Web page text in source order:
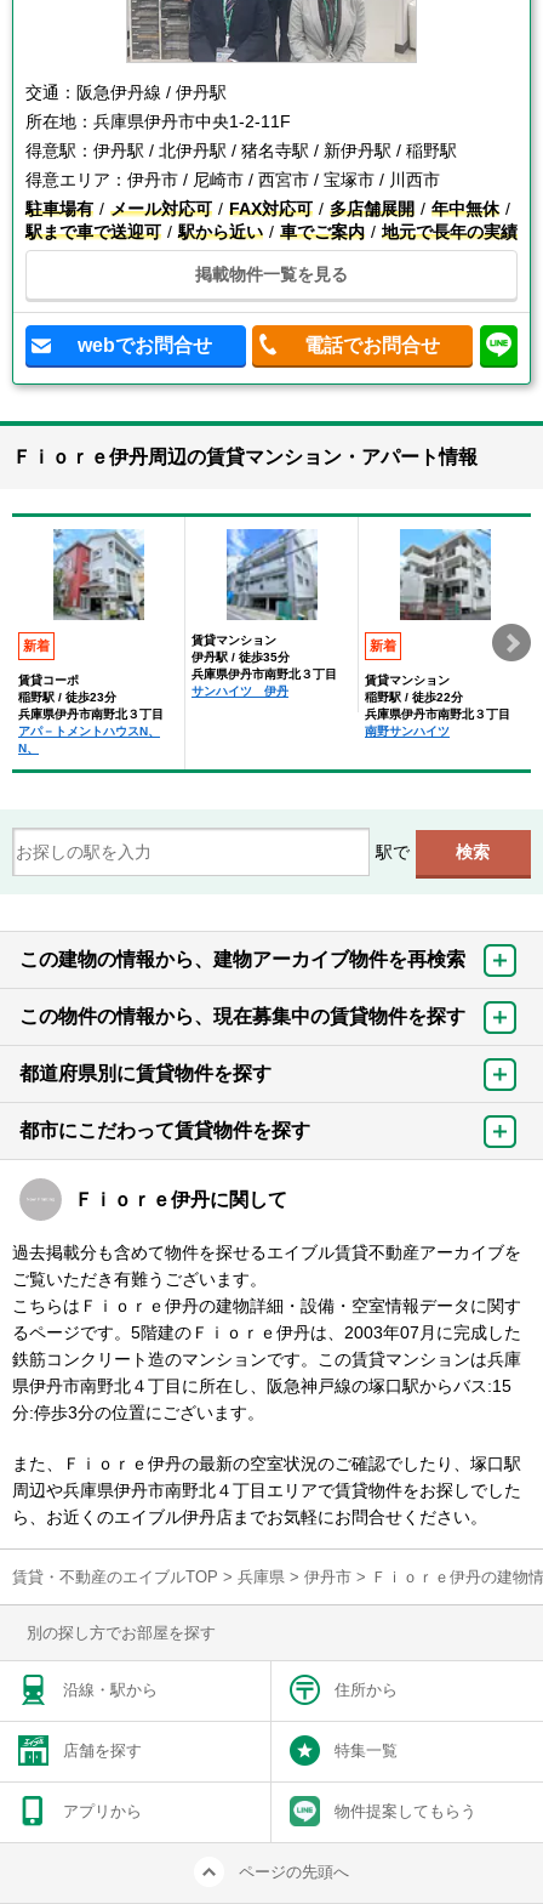
交通： 阪急伊丹線 / 伊丹駅
所在地： 兵庫県伊丹市中央1-2-11F
得意駅： 伊丹駅 / 北伊丹駅 / 猪名寺駅 / 新伊丹駅 / 稲野駅
得意エリア： 伊丹市 / 尼崎市 / 西宮市 / 宝塚市 / 川西市
駐車場有
メール対応可 FAX対応可 多店舗展開
年中無休
駅まで車で送迎可
駅から近い 車でご案内 地元で長年の実績
掲載物件一覧を見る
webでお問合せ 電話でお問合せ
Ｆｉｏｒｅ伊丹周辺の賃貸マンション・アパート情報
新着
賃貸コーポ
稲野駅 / 徒歩23分
兵庫県伊丹市南野北３丁目
アパ－トメントハウスN、
N、
賃貸マンション
伊丹駅 / 徒歩35分
兵庫県伊丹市南野北３丁目
サンハイツ 伊丹
新着
賃貸マンション
稲野駅 / 徒歩22分
兵庫県伊丹市南野北３丁目
南野サンハイツ
駅で
この建物の情報から、建物アーカイブ物件を再検索
この物件の情報から、現在募集中の賃貸物件を探す
都道府県別に賃貸物件を探す
都市にこだわって賃貸物件を探す
Ｆｉｏｒｅ伊丹に関して
過去掲載分も含めて物件を探せるエイブル賃貸不動産アーカイブを
ご覧いただき有難うございます。
こちらはＦｉｏｒｅ伊丹の建物詳細・設備・空室情報データに関す
るページです。5階建のＦｉｏｒｅ伊丹は、2003年07月に完成した
鉄筋コンクリート造のマンションです。この賃貸マンションは兵庫
県伊丹市南野北４丁目に所在し、阪急神戸線の塚口駅からバス:15
分:停歩3分の位置にございます。
また、Ｆｉｏｒｅ伊丹の最新の空室状況のご確認でしたり、塚口駅
周辺や兵庫県伊丹市南野北４丁目エリアで賃貸物件をお探しでした
ら、お近くのエイブル伊丹店までお気軽にお問合せください。
賃貸・不動産のエイブルTOP > 兵庫県 > 伊丹市 > Ｆｉｏｒｅ伊丹の建物
別の探し方でお部屋を探す
沿線・駅から 住所から
店舗を探す 特集一覧
アプリから 物件提案してもらう
ページの先頭へ